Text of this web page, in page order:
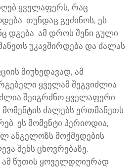
ყველაფერს, რაც
თუნდაც გეძინოს, ეს
დგება. ამ დროს შენი გული
უკავშირდება და ძალას
მიუხედავად, ამ
ყველამ შეგვიძლია
შეიგრძნო ყველაფერი
ძალებს ერთმანეთს
ეს მომენტი პერიოდია,
ანგელოზს მოქმედების
შენს ცხოვრებაზე.
წუთის ყოველდღიურად